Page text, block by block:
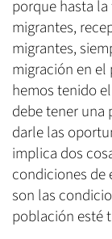
porque hasta
migrantes,
migrantes,
migración en el
hemos tenido
debe tener
darle las
implica dos
condiciones de
son las
población esté